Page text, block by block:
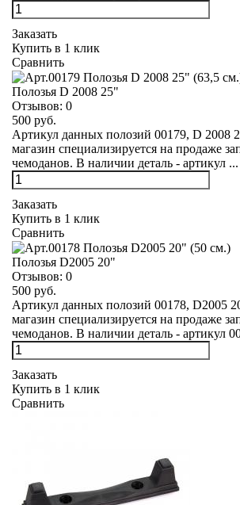
Заказать
Купить в 1 клик
Сравнить
Полозья D 2008 25"
Отзывов: 0
500 руб.
Артикул данных полозий 00179, D 2008
магазин специализируется на продаже
чемоданов. В наличии деталь - артикул ...
Заказать
Купить в 1 клик
Сравнить
Полозья D2005 20"
Отзывов: 0
500 руб.
Артикул данных полозий 00178, D2005
магазин специализируется на продаже
чемоданов. В наличии деталь - артикул
Заказать
Купить в 1 клик
Сравнить